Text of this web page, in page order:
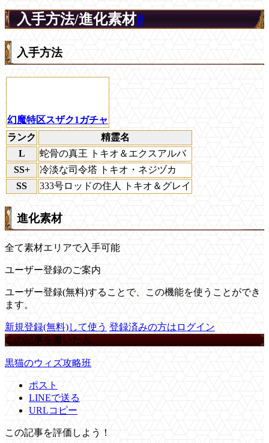
入手方法/進化素材0
入手方法
幻魔特区スザク1ガチャ
ランク
精霊名
L
蛇骨の真王 トキオ＆エクスアルバ
SS+
冷淡な司令塔 トキオ・ネジヅカ
SS
333号ロッドの住人 トキオ＆グレイ
進化素材
全て素材エリアで入手可能
ユーザー登録のご案内
ユーザー登録(無料)することで、この機能を使うことができ
ます。
新規登録(無料)して使う 登録済みの方はログイン
この記事を書いた人
黒猫のウィズ攻略班
ポスト
LINEで送る
URLコピー
この記事を評価しよう！